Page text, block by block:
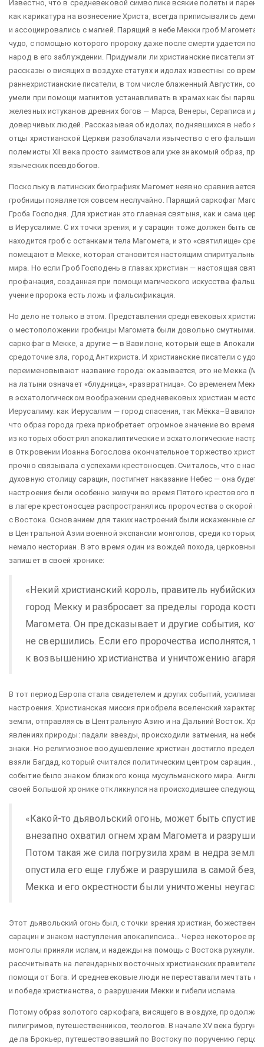
Известно, что в средневековой символике всякие полеты и
как карикатура на вознесение Христа, всегда приписывались
и ассоциировались с магией. Парящий в небе Мекки гроб
чудо, с помощью которого пророку даже после смерти удается
народ в его заблуждении. Придумали ли христианские писатели
рассказы о висящих в воздухе статуях и идолах известны со
раннехристианские писатели, в том числе блаженный Августин,
умели при помощи магнитов устанавливать в храмах как бы
железных истуканов древних богов — Марса, Венеры, Сераписа и
доверчивых людей. Рассказывая об идолах, поднявшихся в небо
отцы христианской Церкви разоблачали язычество с его
полемисты XII века просто заимствовали уже знакомый образ,
языческих псевдобогов.
Поскольку в латинских биографиях Магомет неявно сравнивается
гробницы появляется совсем неслучайно. Парящий саркофаг
Гроба Господня. Для христиан это главная святыня, как и сама
в Иерусалиме. С их точки зрения, и у сарацин тоже должен быть
находится гроб с останками тела Магомета, и это «святилище»
помещают в Мекке, которая становится настоящим спиритуальным
мира. Но если Гроб Господень в глазах христиан — настоящая
профанация, созданная при помощи магического искусства
учение пророка есть ложь и фальсификация.
Но дело не только в этом. Представления средневековых
о местоположении гробницы Магомета были довольно смутными.
саркофаг в Мекке, а другие — в Вавилоне, который еще в
средоточие зла, город Антихриста. И христианские писатели с
переименовывают название города: оказывается, это не Мекка
на латыни означает «блудница», «развратница». Со временем
в эсхатологическом воображении средневековых христиан место,
Иерусалиму: как Иерусалим — город спасения, так Мёкка–Вавилон
что образ города греха приобретает огромное значение во время
из которых обострял апокалиптические и эсхатологические
в Откровении Иоанна Богослова окончательное торжество
прочно связывала с успехами крестоносцев. Считалось, что с
духовную столицу сарацин, постигнет наказание Небес — она
настроения были особенно живучи во время Пятого крестового
в лагере крестоносцев распространялись пророчества о скорой
с Востока. Основанием для таких настроений были искаженные
в Центральной Азии военной экспансии монголов, среди которых,
немало несториан. В это время один из вождей похода, церковный
запишет в своей хронике:
«Некий христианский король, правитель нубийских
город Мекку и разбросает за пределы города кости
Магомета. Он предсказывает и другие события,
не свершились. Если его пророчества исполнятся,
к возвышению христианства и уничтожению
В тот период Европа стала свидетелем и других событий,
настроения. Христианская миссия приобрела вселенский
земли, отправляясь в Центральную Азию и на Дальний Восток.
явлениях природы: падали звезды, происходили затмения, на
знаки. Но религиозное воодушевление христиан достигло предела,
взяли Багдад, который считался политическим центром сарацин.
событие было знаком близкого конца мусульманского мира.
своей Большой хронике откликнулся на происходившее
«Какой-то дьявольский огонь, может быть
внезапно охватил огнем храм Магомета и разрушил
Потом такая же сила погрузила храм в недра земли,
опустила его еще глубже и разрушила в самой
Мекка и его окрестности были уничтожены
Этот дьявольский огонь был, с точки зрения христиан,
сарацин и знаком наступления апокалипсиса… Через некоторое
монголы приняли ислам, и надежды на помощь с Востока рухнули.
рассчитывать на легендарных восточных христианских
помощи от Бога. И средневековые люди не переставали мечтать о
и победе христианства, о разрушении Мекки и гибели ислама.
Потому образ золотого саркофага, висящего в воздухе,
пилигримов, путешественников, теологов. В начале XV века
де ла Брокьер, путешествовавший по Востоку по поручению